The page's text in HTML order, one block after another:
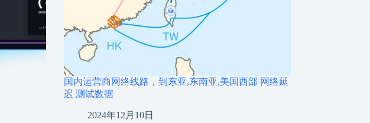
国内运营商网络线路，到东亚,东南亚,美国西部 网络延
迟 测试数据
2024年12月10日